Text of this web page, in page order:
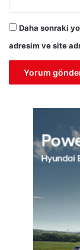
Daha sonraki
adresim ve site